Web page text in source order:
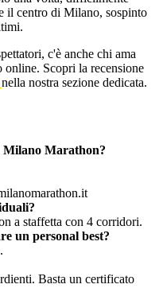
il centro di Milano, sospinto
c'è anche chi ama
Scopri la recensione
nella nostra sezione dedicata.
Milano Marathon?
a staffetta con 4 corridori.
un personal best?
Basta un certificato